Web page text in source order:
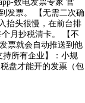
数电发票专家 官
发票。 【无需二次确
抬头很慢，在前台排
月抄税清卡。 【不
票就会自动推送到他
所有企业】：小规
盘才能开的发票（包